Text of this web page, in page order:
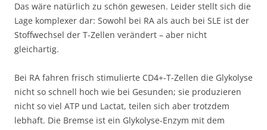
Das wäre natürlich zu schön gewesen. Leider stellt sich die
Lage komplexer dar: Sowohl bei RA als auch bei SLE ist der
Stoffwechsel der T-Zellen verändert – aber nicht
gleichartig.
Bei RA fahren frisch stimulierte CD4+-T-Zellen die Glykolyse
nicht so schnell hoch wie bei Gesunden; sie produzieren
nicht so viel ATP und Lactat, teilen sich aber trotzdem
lebhaft. Die Bremse ist ein Glykolyse-Enzym mit dem